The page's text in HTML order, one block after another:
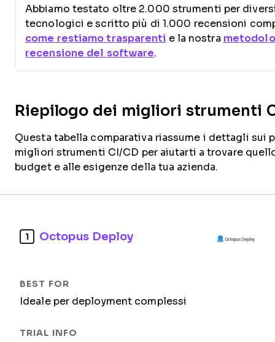
Abbiamo testato oltre 2.000 strumenti per
tecnologici e scritto più di 1.000 recensioni
come restiamo trasparenti e la nostra
recensione del software.
Riepilogo dei migliori strumenti
Questa tabella comparativa riassume i dettagli sui
migliori strumenti CI/CD per aiutarti a trovare
budget e alle esigenze della tua azienda.
1 Octopus Deploy
Ideale per deployment complessi